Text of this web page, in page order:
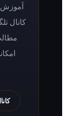
کانال